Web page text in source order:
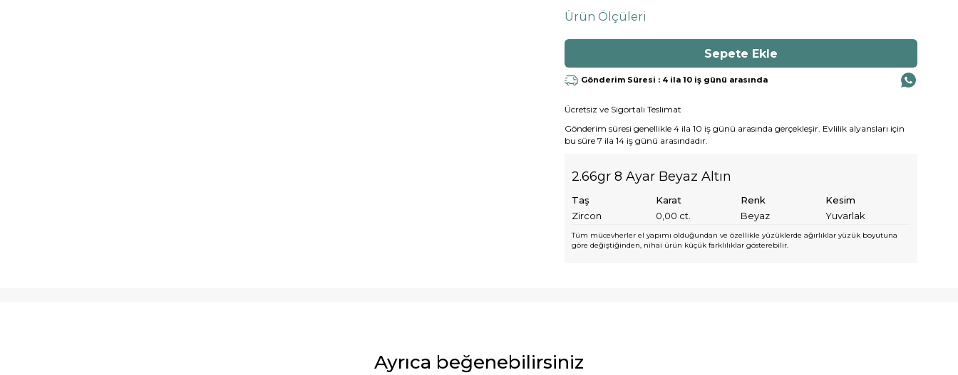
Ürün Ölçüleri
Gönderim Süresi : 4 ila 10 iş günü arasında
Ücretsiz ve Sigortalı Teslimat
Gönderim süresi genellikle 4 ila 10 iş günü arasında gerçekleşir. Evlilik alyansları için
bu süre 7 ila 14 iş günü arasındadır.
2.66gr 8 Ayar Beyaz Altın
Taş Karat Renk
Kesim
Zircon
0,00 ct. Beyaz Yuvarlak
Tüm mücevherler el yapımı olduğundan ve özellikle yüzüklerde ağırlıklar yüzük boyutuna
göre değiştiğinden, nihai ürün küçük farklılıklar gösterebilir.
Ayrıca beğenebilirsiniz